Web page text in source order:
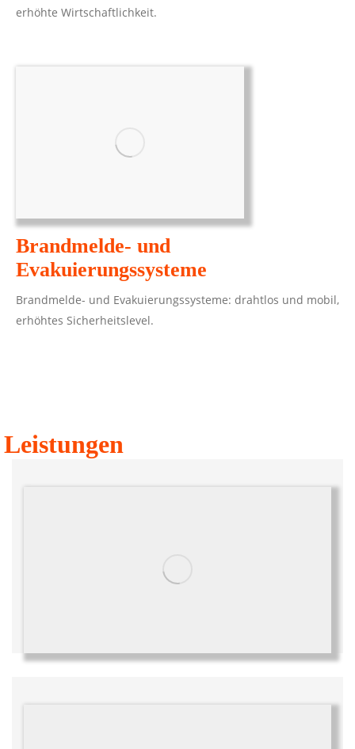
erhöhte Wirtschaftlichkeit.
Brandmelde- und
Evakuierungssysteme
Brandmelde- und Evakuierungssysteme: drahtlos und mobil,
erhöhtes Sicherheitslevel.
Leistungen